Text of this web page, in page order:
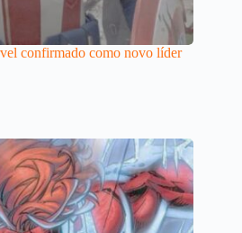
confirmado como novo líder